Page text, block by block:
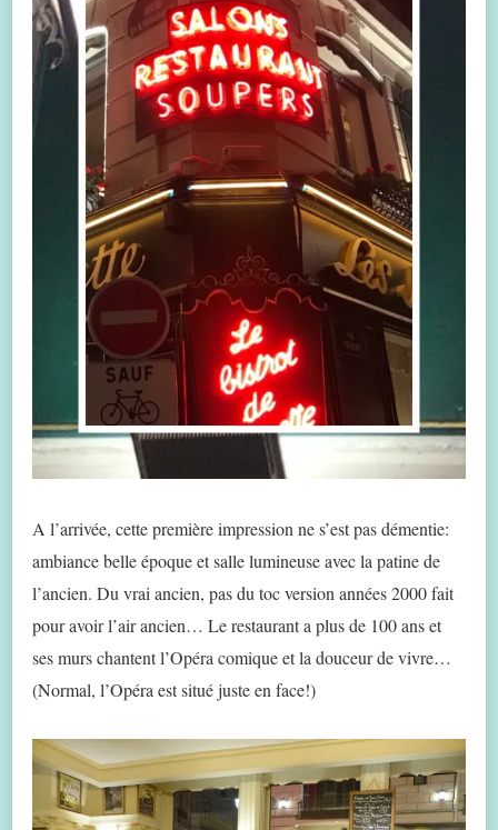
A l’arrivée, cette première impression ne s’est pas démentie:
ambiance belle époque et salle lumineuse avec la patine de
l’ancien. Du vrai ancien, pas du toc version années 2000 fait
pour avoir l’air ancien… Le restaurant a plus de 100 ans et
ses murs chantent l’Opéra comique et la douceur de vivre…
(Normal, l’Opéra est situé juste en face!)